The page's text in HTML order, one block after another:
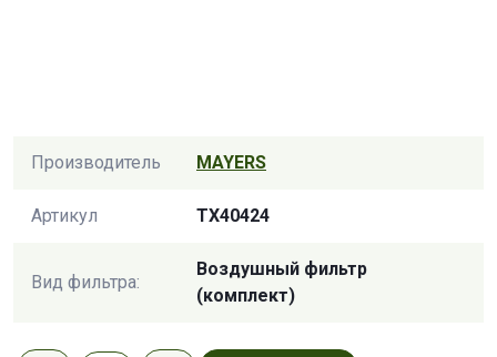
Производитель MAYERS
Артикул TX40424
Вид фильтра:
Воздушный фильтр
(комплект)